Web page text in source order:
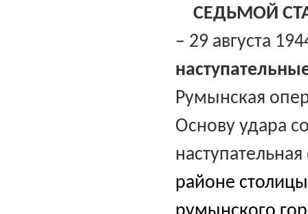
СЕДЬМОЙ
– 29 августа
Румынская
Основу удара
районе